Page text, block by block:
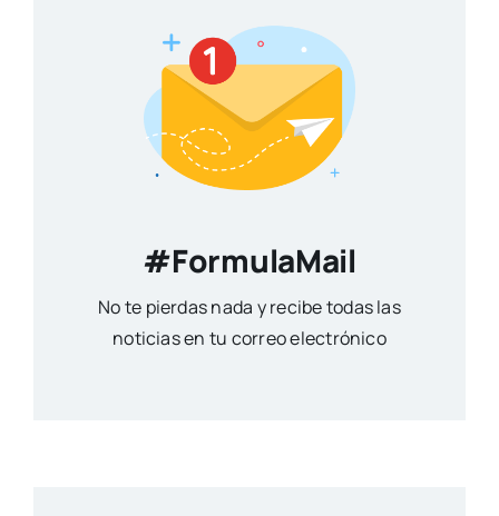
#FormulaMail
No te pierdas nada y recibe todas las
noticias en tu correo electrónico